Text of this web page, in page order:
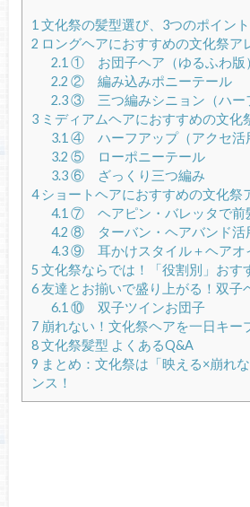
1 文化祭の髪型選び、3つのポイント
2 ロングヘアにおすすめの文化祭ア
2.1 ① お団子ヘア（ゆるふわ版
2.2 ② 編み込みポニーテール
2.3③ 三つ編みシニョン（ハー
3ミディアムヘアにおすすめの文化
3.1 ④ ハーフアップ（アクセ活
3.2 ⑤ ローポニーテール
3.3⑥ ざっくり三つ編み
4ショートヘアにおすすめの文化祭
4.1 ⑦ ヘアピン・バレッタで前
4.2 ⑧ ターバン・ヘアバンド活
4.3⑨ 耳かけスタイル＋ヘアオ
5 文化祭ならでは！「役割別」おす
6友達とお揃いで盛り上がる！双子
6.1 ⑩ 双子ツインお団子
7崩れない！文化祭ヘアを一日キー
8文化祭髪型 よくあるQ&A
9 まとめ：文化祭は「映える×崩れ
ンス！